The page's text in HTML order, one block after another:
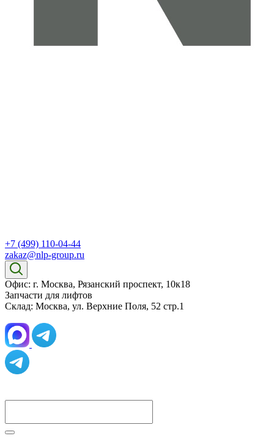
+7 (499) 110-04-44
zakaz@nlp-group.ru
Офис: г. Москва, Рязанский проспект, 10к18
Запчасти для лифтов
Склад: Москва, ул. Верхние Поля, 52 стр.1